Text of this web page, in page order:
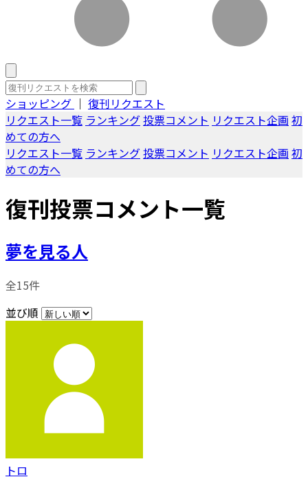
ショッピング ｜ 復刊リクエスト
リクエスト一覧 ランキング投票コメント リクエスト企画 初
めての方へ
リクエスト一覧 ランキング投票コメント リクエスト企画 初
めての方へ
復刊投票コメント一覧
夢を見る人
全15件
並び順
トロ